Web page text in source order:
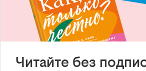
Читайте без